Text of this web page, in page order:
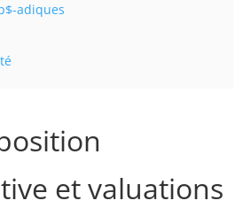
adiques
et valuations